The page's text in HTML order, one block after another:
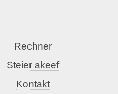
Rechner
Steier akeef
Kontakt